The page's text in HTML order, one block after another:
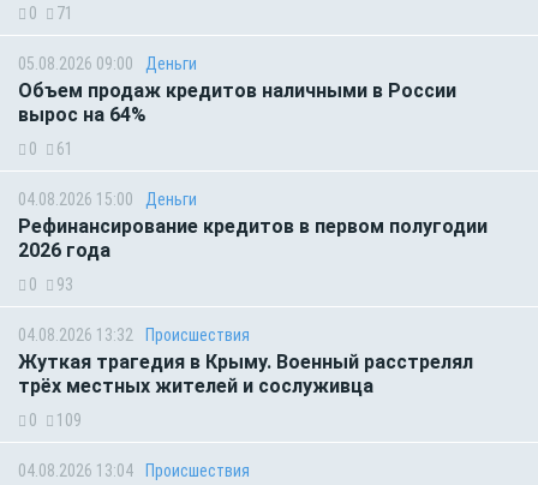
0 71
05.08.2026 09:00 Деньги
Объем продаж кредитов наличными в России
вырос на 64%
0 61
04.08.2026 15:00 Деньги
Рефинансирование кредитов в первом полугодии
2026 года
0 93
04.08.2026 13:32 Происшествия
Жуткая трагедия в Крыму. Военный расстрелял
трёх местных жителей и сослуживца
0 109
04.08.2026 13:04 Происшествия